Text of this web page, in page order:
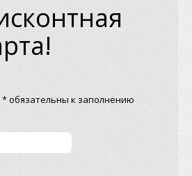
обязательны к заполнению